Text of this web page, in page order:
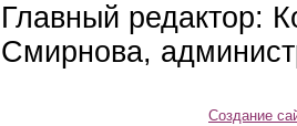
Главный редактор:
Смирнова,
Создание